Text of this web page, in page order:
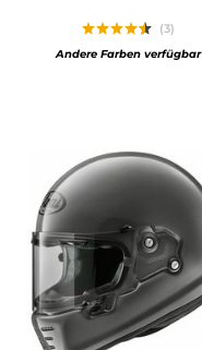
(3)
Andere Farben verfügbar